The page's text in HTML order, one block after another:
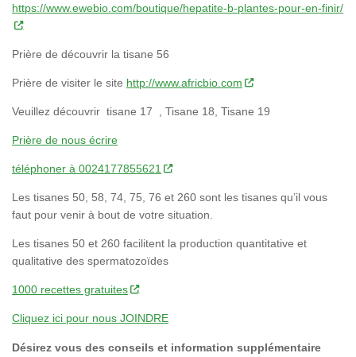
https://www.ewebio.com/boutique/hepatite-b-plantes-pour-en-finir/
Prière de découvrir la tisane 56
Prière de visiter le site http://www.africbio.com
Veuillez découvrir tisane 17 , Tisane 18, Tisane 19
Prière de nous écrire
téléphoner à 0024177855621
Les tisanes 50, 58, 74, 75, 76 et 260 sont les tisanes qu’il vous
faut pour venir à bout de votre situation.
Les tisanes 50 et 260 facilitent la production quantitative et
qualitative des spermatozoïdes
1000 recettes gratuites
Cliquez ici pour nous JOINDRE
Désirez vous des conseils et information supplémentaire